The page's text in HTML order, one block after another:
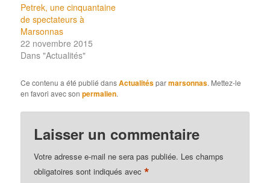
Petrek, une cinquantaine
de spectateurs à
Marsonnas
22 novembre 2015
Dans "Actualités"
Ce contenu a été publié dansActualitésparmarsonnas. Mettez-le
en favori avec sonpermalien.
Laisser un commentaire
Votre adresse e-mail ne sera pas publiée. Les champs
obligatoires sont indiqués avec*